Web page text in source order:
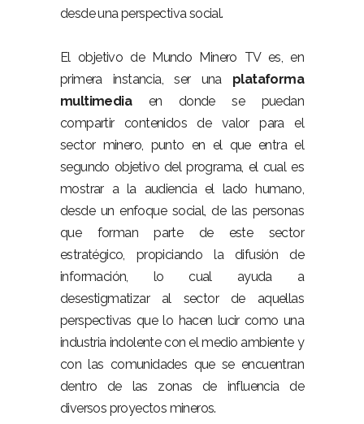
desde una perspectiva social.
El objetivo de Mundo Minero TV es, en
primera instancia, ser una plataforma
multimediaen donde se puedan
compartir contenidos de valor para el
sector minero, punto en el que entra el
segundo objetivo del programa, el cual es
mostrar a la audiencia el lado humano,
desde un enfoque social, de las personas
que forman parte de este sector
estratégico, propiciando la difusión de
información, lo cual ayuda a
desestigmatizar al sector de aquellas
perspectivas que lo hacen lucir como una
industria indolente con el medio ambiente y
con las comunidades que se encuentran
dentro de las zonas de influencia de
diversos proyectos mineros.